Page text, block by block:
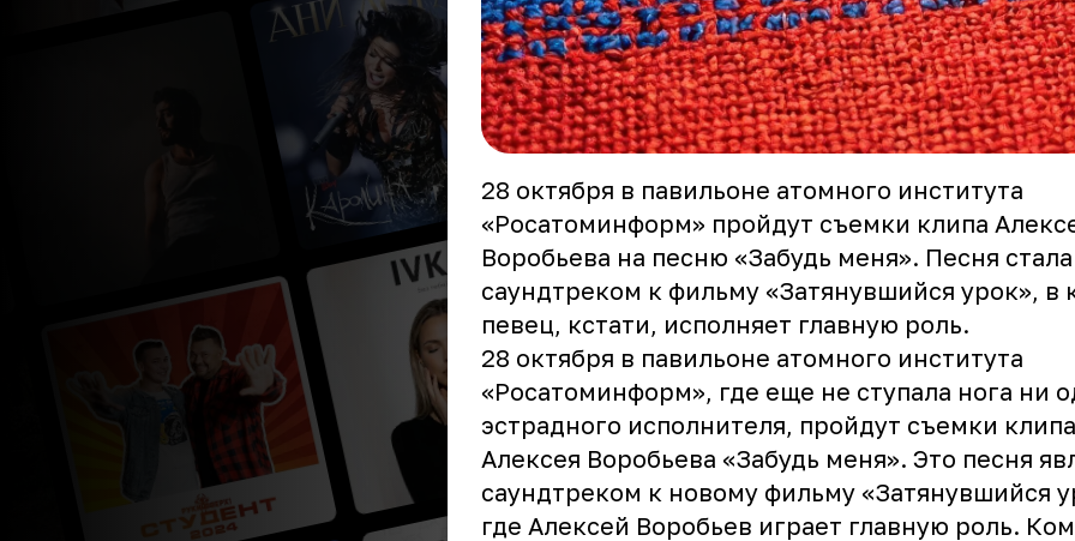
28 октября в павильоне атомного института
«Росатоминформ» пройдут съемки клипа
Воробьева на песню «Забудь меня». Песня стала
саундтреком к фильму «Затянувшийся урок», в
певец, кстати, исполняет главную роль.
28 октября в павильоне атомного института
«Росатоминформ», где еще не ступала нога ни
эстрадного исполнителя, пройдут съемки клипа
Алексея Воробьева «Забудь меня». Это песня
саундтреком к новому фильму «Затянувшийся
где Алексей Воробьев играет главную роль.